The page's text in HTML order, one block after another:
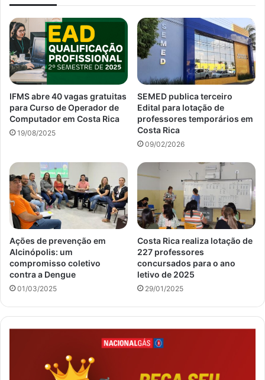
IFMS abre 40 vagas gratuitas
para Curso de Operador de
Computador em Costa Rica
19/08/2025
SEMED publica terceiro
Edital para lotação de
professores temporários em
Costa Rica
09/02/2026
Ações de prevenção em
Alcinópolis: um
compromisso coletivo
contra a Dengue
01/03/2025
Costa Rica realiza lotação de
227 professores
concursados para o ano
letivo de 2025
29/01/2025